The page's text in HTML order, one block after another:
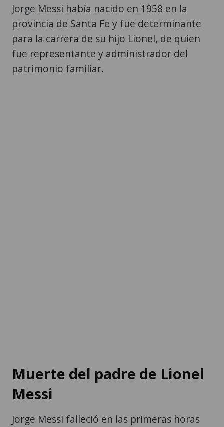
Jorge Messi había nacido en 1958 en la
provincia de Santa Fe y fue determinante
para la carrera de su hijo Lionel, de quien
fue representante y administrador del
patrimonio familiar.
Muerte del padre de Lionel
Messi
Jorge Messi falleció en las primeras horas